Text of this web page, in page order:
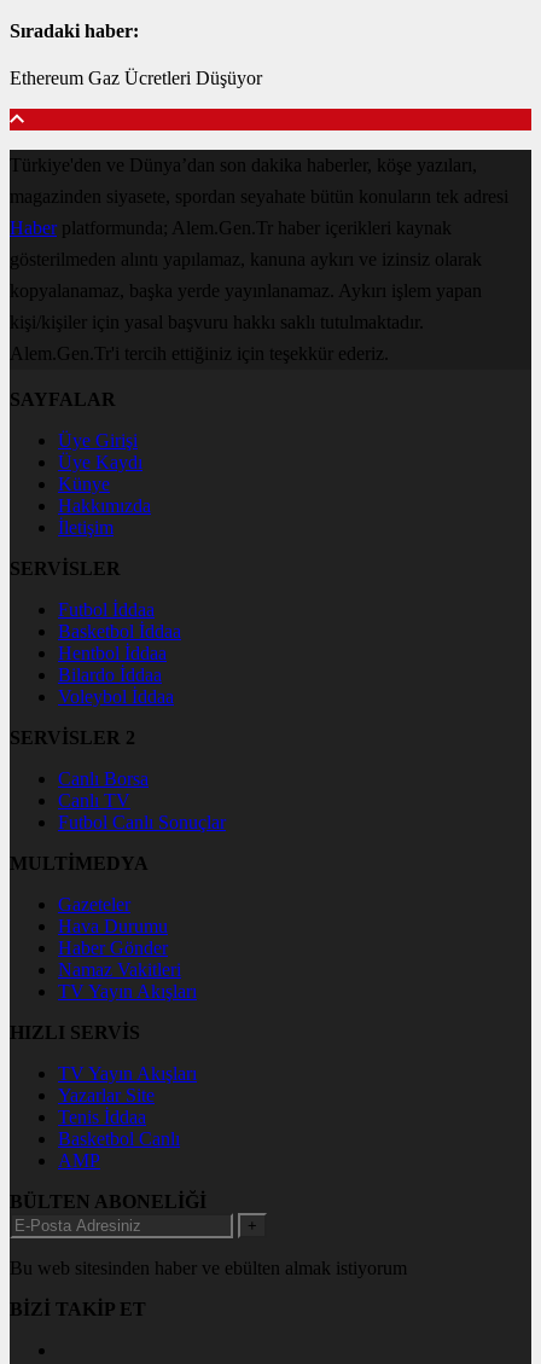
Sıradaki haber:
Ethereum Gaz Ücretleri Düşüyor
Türkiye'den ve Dünya’dan son dakika haberler, köşe yazıları,
magazinden siyasete, spordan seyahate bütün konuların tek adresi
Haberplatformunda; Alem.Gen.Tr haber içerikleri kaynak
gösterilmeden alıntı yapılamaz, kanuna aykırı ve izinsiz olarak
kopyalanamaz, başka yerde yayınlanamaz. Aykırı işlem yapan
kişi/kişiler için yasal başvuru hakkı saklı tutulmaktadır.
Alem.Gen.Tr'i tercih ettiğiniz için teşekkür ederiz.
SAYFALAR
Üye Girişi
Üye Kaydı
Künye
Hakkımızda
İletişim
SERVİSLER
Futbol İddaa
Basketbol İddaa
Hentbol İddaa
Bilardo İddaa
Voleybol İddaa
SERVİSLER 2
Canlı Borsa
Canlı TV
Futbol Canlı Sonuçlar
MULTİMEDYA
Gazeteler
Hava Durumu
Haber Gönder
Namaz Vakitleri
TV Yayın Akışları
HIZLI SERVİS
TV Yayın Akışları
Yazarlar Site
Tenis İddaa
Basketbol Canlı
AMP
BÜLTEN ABONELİĞİ
+
Bu web sitesinden haber ve ebülten almak istiyorum
BİZİ TAKİP ET